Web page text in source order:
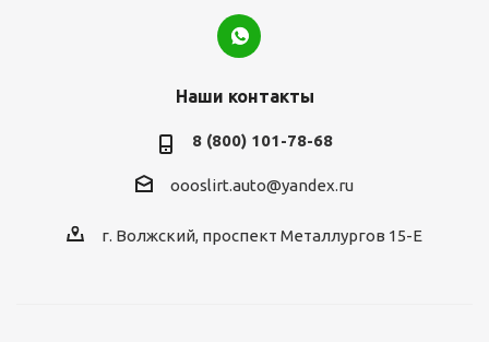
Наши контакты
8 (800) 101-78-68
oooslirt.auto@yandex.ru
г. Волжский, проспект Металлургов 15-Е